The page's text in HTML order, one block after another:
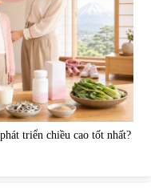
triển chiều cao tốt nhất?